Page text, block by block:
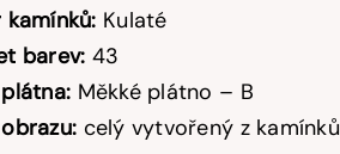
kamínků: Kulaté
barev: 43
Měkké plátno – B
celý vytvořený z kamínků